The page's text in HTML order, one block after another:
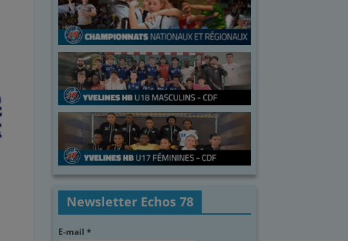
Newsletter Echos 78
E-mail*